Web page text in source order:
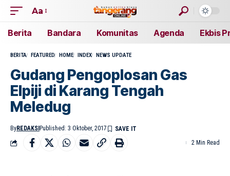
Aa
Berita Bandara Komunitas Agenda Ekbis
BERITA FEATURED HOME INDEX NEWS UPDATE
Gudang Pengoplosan Gas
Elpiji di Karang Tengah
Meledug
ByREDAKSI Published: 3 Oktober, 2017
2 Min Read